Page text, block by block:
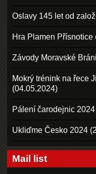
Oslavy 145 let od
Hra Plamen Přísnotice
Závody Moravské
Mokrý trénink na řece
(04.05.2024)
Pálení čarodejnic
Ukliďme Česko 2024
Mail list